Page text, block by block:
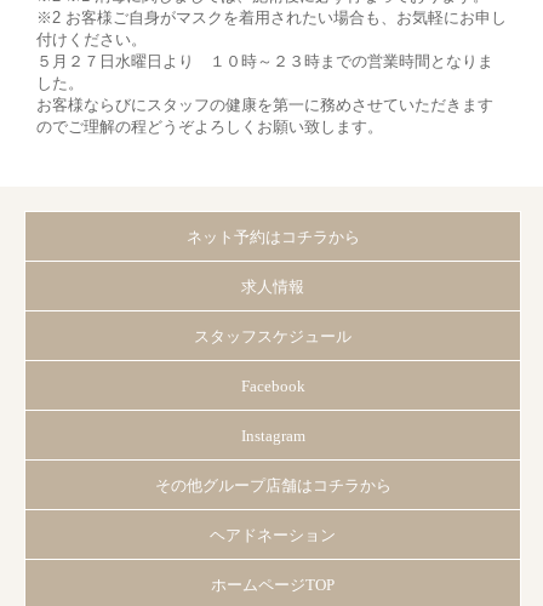
※2 お客様ご自身がマスクを着用されたい場合も、お気軽にお申し
付けください。
５月２７日水曜日より １０時～２３時までの営業時間となりま
した。
お客様ならびにスタッフの健康を第一に務めさせていただきます
のでご理解の程どうぞよろしくお願い致します。
ネット予約はコチラから
求人情報
スタッフスケジュール
Facebook
Instagram
その他グループ店舗はコチラから
ヘアドネーション
ホームページTOP